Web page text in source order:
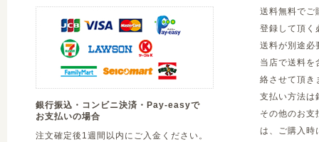
銀行振込・コンビニ決済・Pay-easyで
お支払いの場合
注文確定後1週間以内にご入金ください。
送料無料でご
登録して頂く
送料が別途必
当店で送料を
絡させて頂き
支払い方法は
その他のお支
は、ご購入時